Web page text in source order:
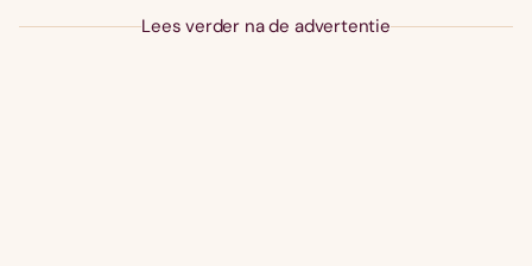
Lees verder na de advertentie